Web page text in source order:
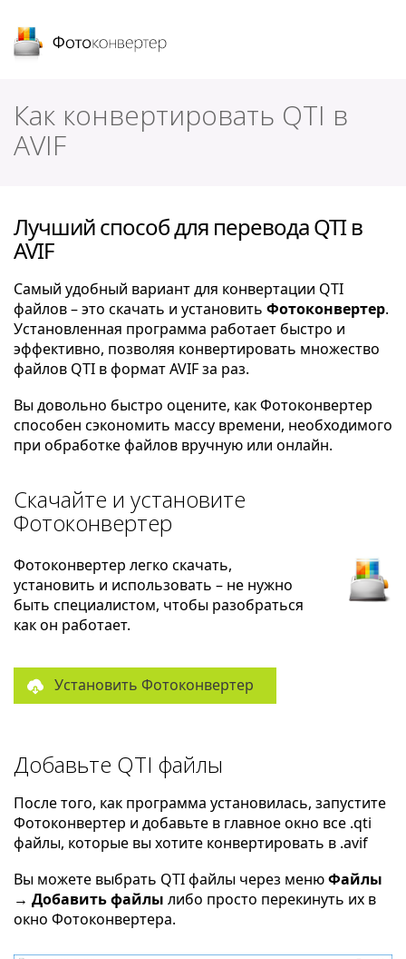
Как конвертировать QTI в
AVIF
Лучший способ для перевода QTI в
AVIF
Самый удобный вариант для конвертации QTI
файлов – это скачать и установить Фотоконвертер.
Установленная программа работает быстро и
эффективно, позволяя конвертировать множество
файлов QTI в формат AVIF за раз.
Вы довольно быстро оцените, как Фотоконвертер
способен сэкономить массу времени, необходимого
при обработке файлов вручную или онлайн.
Скачайте и установите
Фотоконвертер
Фотоконвертер легко скачать,
установить и использовать – не нужно
быть специалистом, чтобы разобраться
как он работает.
Установить Фотоконвертер
Добавьте QTI файлы
После того, как программа установилась, запустите
Фотоконвертер и добавьте в главное окно все .qti
файлы, которые вы хотите конвертировать в .avif
Вы можете выбрать QTI файлы через менюФайлы
→ Добавить файлы либо просто перекинуть их в
окно Фотоконвертера.